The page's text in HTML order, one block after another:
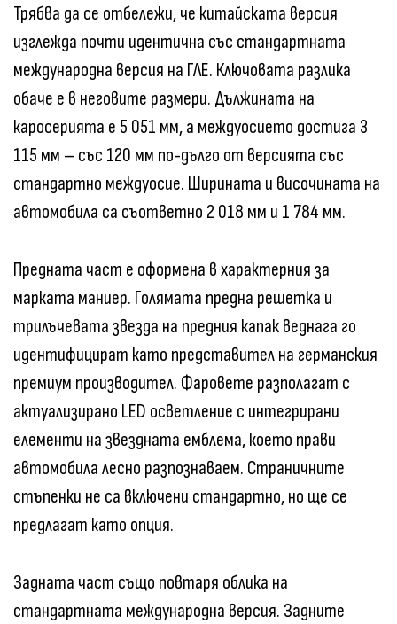
Трябва да се отбележи, че китайската версия
изглежда почти идентична със стандартната
международна версия на ГЛЕ. Ключовата разлика
обаче е в неговите размери. Дължината на
каросерията е 5 051 мм, а междуосието достига 3
115 мм – със 120 мм по-дълго от версията със
стандартно междуосие. Ширината и височината на
автомобила са съответно 2 018 мм и 1 784 мм.
Предната част е оформена в характерния за
марката маниер. Голямата предна решетка и
трилъчевата звезда на предния капак веднага го
идентифицират като представител на германския
премиум производител. Фаровете разполагат с
актуализирано LED осветление с интегрирани
елементи на звездната емблема, което прави
автомобила лесно разпознаваем. Страничните
стъпенки не са включени стандартно, но ще се
предлагат като опция.
Задната част също повтаря облика на
стандартната международна версия. Задните